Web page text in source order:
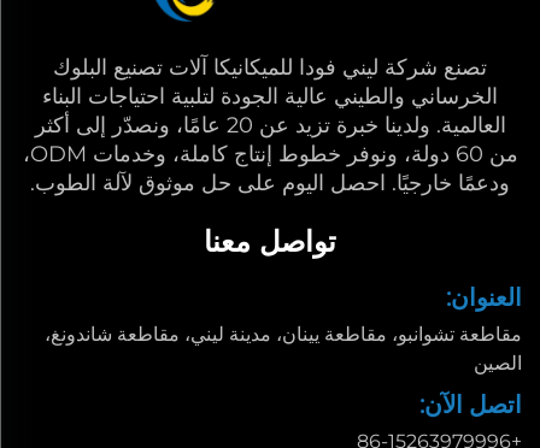
تصنع شركة ليني فودا للميكانيكا آلات تصنيع البلوك
الخرساني والطيني عالية الجودة لتلبية احتياجات البناء
العالمية. ولدينا خبرة تزيد عن 20 عامًا، ونصدّر إلى أكثر
من 60 دولة، ونوفر خطوط إنتاج كاملة، وخدمات ODM،
ودعمًا خارجيًا. احصل اليوم على حل موثوق لآلة الطوب.
تواصل معنا
العنوان:
مقاطعة تشوانبو، مقاطعة يينان، مدينة ليني، مقاطعة شاندونغ،
الصين
اتصل الآن:
+86-15263979996